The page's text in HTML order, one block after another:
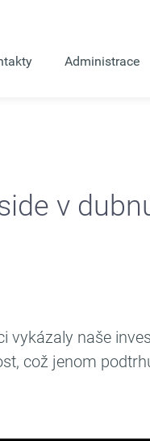
Administrace
v
vykázaly naše
což jenom